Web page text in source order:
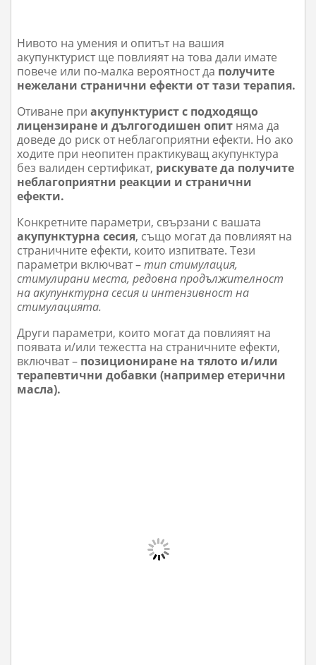
Нивото на умения и опитът на вашия
акупунктурист ще повлияят на това дали имате
повече или по-малка вероятност да получите
нежелани странични ефекти от тази терапия.
Отиване при акупунктурист с подходящо
лицензиране и дългогодишен опит няма да
доведе до риск от неблагоприятни ефекти. Но ако
ходите при неопитен практикуващ акупунктура
без валиден сертификат, рискувате да получите
неблагоприятни реакции и странични
ефекти.
Конкретните параметри, свързани с вашата
акупунктурна сесия, също могат да повлияят на
страничните ефекти, които изпитвате. Тези
параметри включват –тип стимулация,
стимулирани места, редовна продължителност
на акупунктурна сесия и интензивност на
стимулацията.
Други параметри, които могат да повлияят на
появата и/или тежестта на страничните ефекти,
включват – позициониране на тялото и/или
терапевтични добавки (например етерични
масла).